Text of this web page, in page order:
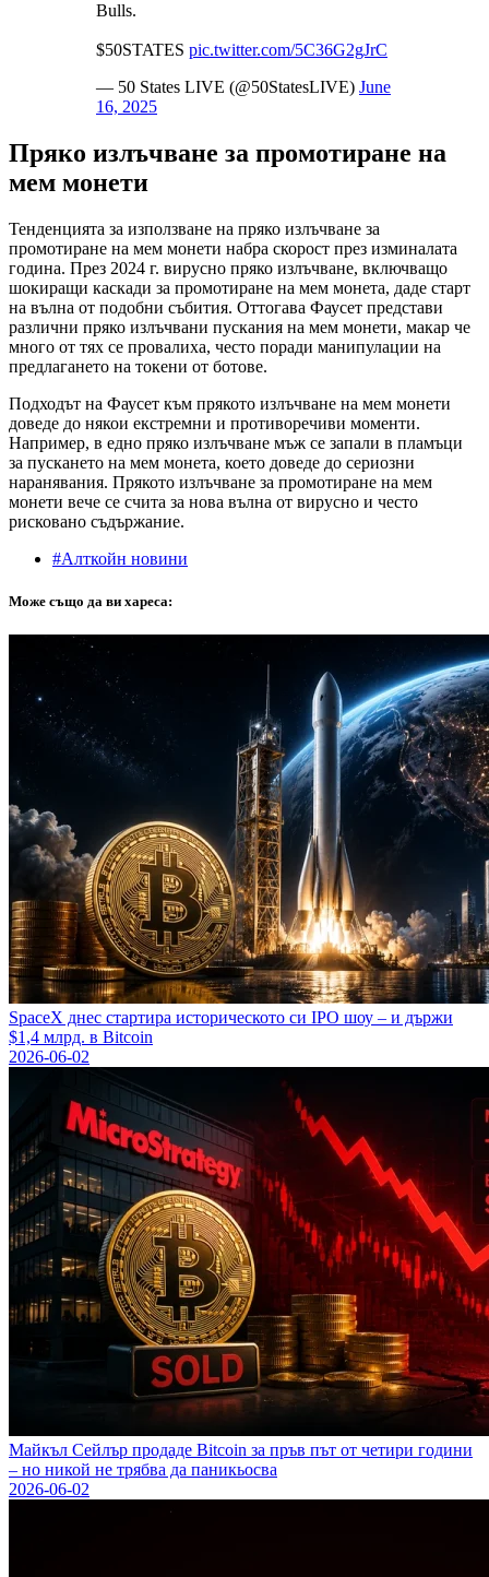
Bulls.
$50STATES pic.twitter.com/5C36G2gJrC
— 50 States LIVE (@50StatesLIVE) June
16, 2025
Пряко излъчване за промотиране на
мем монети
Тенденцията за използване на пряко излъчване за
промотиране на мем монети набра скорост през изминалата
година. През 2024 г. вирусно пряко излъчване, включващо
шокиращи каскади за промотиране на мем монета, даде старт
на вълна от подобни събития. Оттогава Фаусет представи
различни пряко излъчвани пускания на мем монети, макар че
много от тях се провалиха, често поради манипулации на
предлагането на токени от ботове.
Подходът на Фаусет към прякото излъчване на мем монети
доведе до някои екстремни и противоречиви моменти.
Например, в едно пряко излъчване мъж се запали в пламъци
за пускането на мем монета, което доведе до сериозни
наранявания. Прякото излъчване за промотиране на мем
монети вече се счита за нова вълна от вирусно и често
рисковано съдържание.
#Алткойн новини
Може също да ви хареса:
SpaceX днес стартира историческото си IPO шоу – и държи
$1,4 млрд. в Bitcoin
2026-06-02
Майкъл Сейлър продаде Bitcoin за пръв път от четири години
– но никой не трябва да паникьосва
2026-06-02